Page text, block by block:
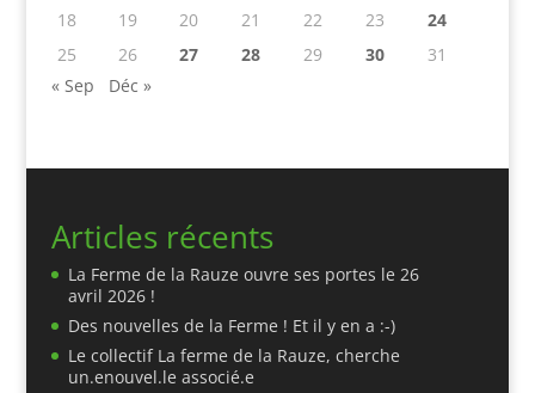
18
19 20 21 22 23
24
25
26 27 28 29 30
31
« Sep
Déc »
Articles récents
La Ferme de la Rauze ouvre ses portes le 26
avril 2026 !
Des nouvelles de la Ferme ! Et il y en a :-)
Le collectif La ferme de la Rauze, cherche
un.enouvel.le associé.e